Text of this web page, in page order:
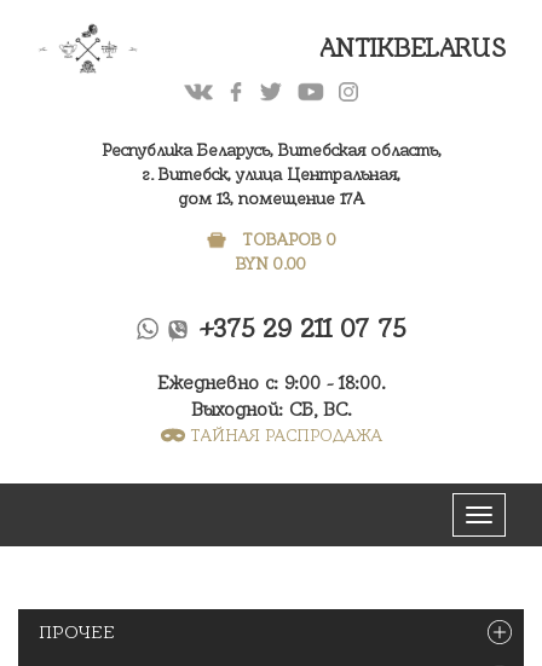
Республика Беларусь, Витебская область,
г. Витебск, улица Центральная,
дом 13, помещение 17А
ANTIKBELARUS
ТОВАРОВ 0
BYN 0.00
+375 29 211 07 75
Ежедневно с: 9:00 - 18:00.
Выходной: СБ, ВС.
ТАЙНАЯ РАСПРОДАЖА
Меню
ПРОЧЕЕ